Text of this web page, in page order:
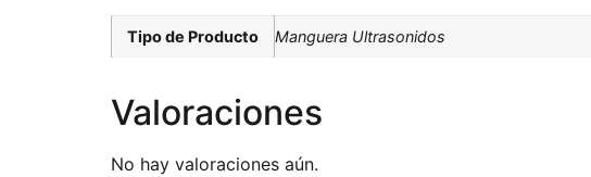
Tipo de Producto Manguera Ultrasonidos
Valoraciones
No hay valoraciones aún.